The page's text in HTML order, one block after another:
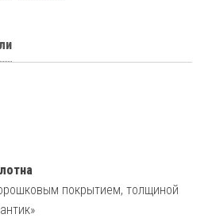
покрытием, толщиной